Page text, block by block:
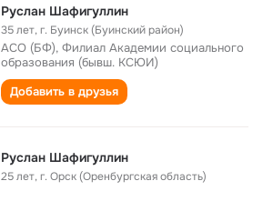
Руслан Шафигуллин
35 лет,г. Буинск (Буинский район)
АСО (БФ), Филиал Академии социального
образования (бывш. КСЮИ)
Добавить в друзья
Руслан Шафигуллин
25 лет,г. Орск (Оренбургская область)